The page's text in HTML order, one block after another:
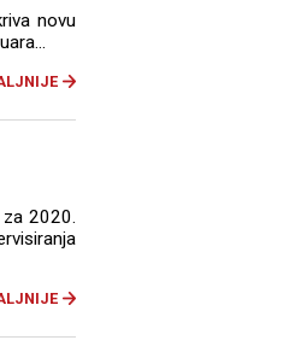
novu
za 2020.